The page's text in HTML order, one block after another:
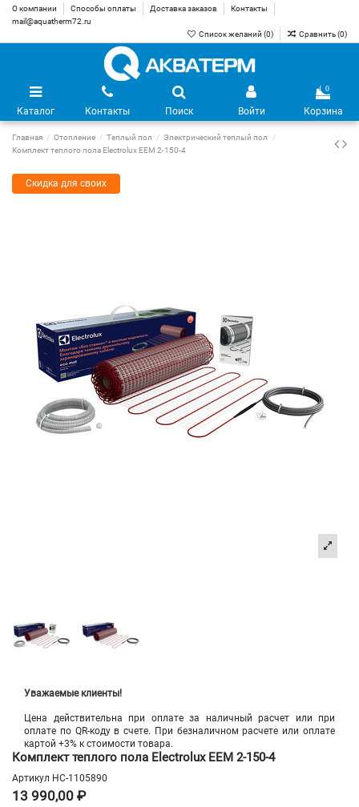
О компании Способы оплаты Доставка заказов
Контакты
mail@aquatherm72.ru
Список желаний (0) Сравнить (0)
Каталог Контакты Поиск Войти
0
Корзина
Главная Отопление Теплый пол
Электрический теплый пол
Комплект теплого пола Electrolux EEM 2-150-4
Скидка для своих
Уважаемые клиенты!
Цена действительна при оплате за наличный расчет или при
оплате по QR-коду в счете. При безналичном расчете или оплате
картой +3% к стоимости товара.
Комплект теплого пола Electrolux EEM 2-150-4
Артикул НС-1105890
13 990,00 ₽